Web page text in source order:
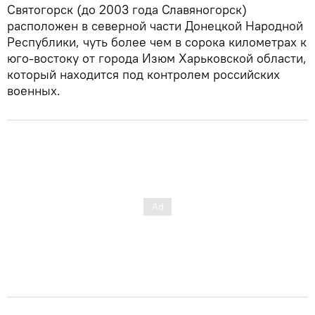
Святогорск (до 2003 года Славяногорск)
расположен в северной части Донецкой Народной
Республики, чуть более чем в сорока километрах к
юго-востоку от города Изюм Харьковской области,
который находится под контролем российских
военных.